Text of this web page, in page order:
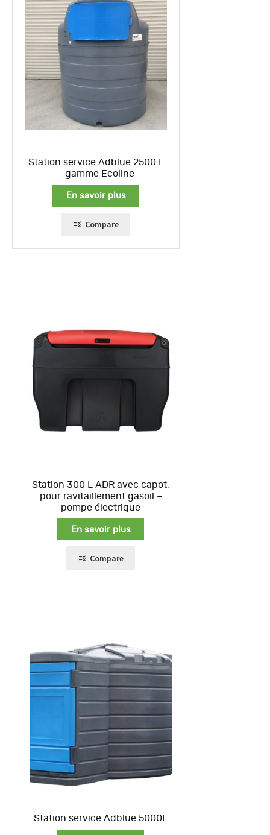
Station service Adblue 2500 L
– gamme Ecoline
En savoir plus
Compare
Station 300 L ADR avec capot,
pour ravitaillement gasoil –
pompe électrique
En savoir plus
Compare
Station service Adblue 5000L